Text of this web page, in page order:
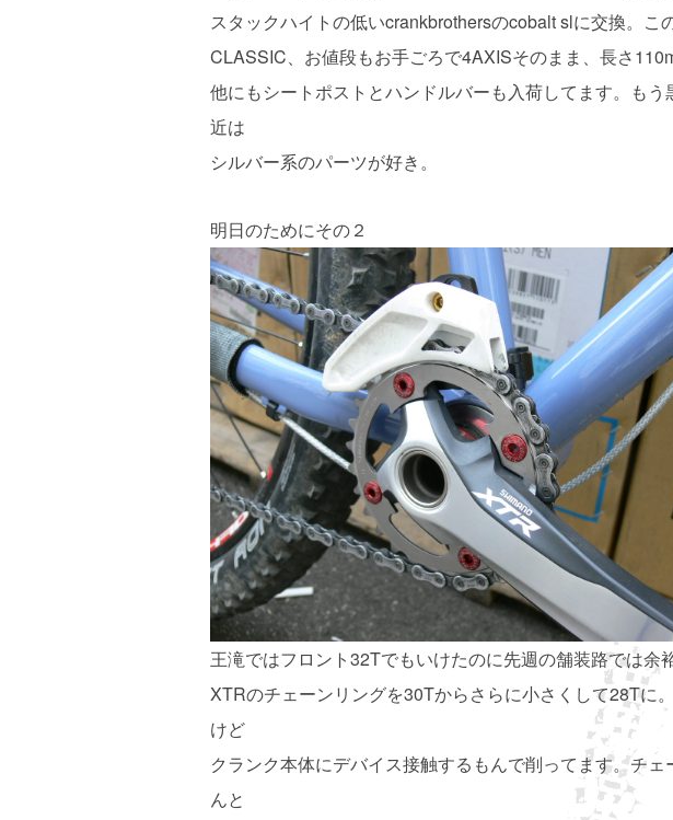
スタックハイトの低いcrankbrothersのcobalt slに交換。こ
CLASSIC、お値段もお手ごろで4AXISそのまま、長さ
他にもシートポストとハンドルバーも入荷してます。も
近は
シルバー系のパーツが好き。
明日のためにその２
王滝ではフロント32Tでもいけたのに先週の舗装路では余
XTRのチェーンリングを30Tからさらに小さくして28Tに
けど
クランク本体にデバイス接触するもんで削ってます。チ
んと